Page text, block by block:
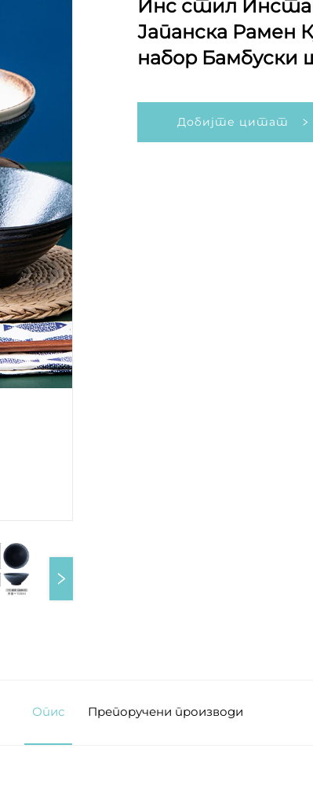
Инс стил
Јапанска Рамен
набор Бамбуски
Добијте цитат
Опис Препоручени производи